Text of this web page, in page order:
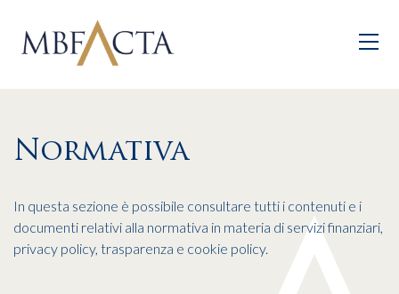
Normativa
In questa sezione è possibile consultare tutti i contenuti e i
documenti relativi alla normativa in materia di servizi finanziari,
privacy policy, trasparenza e cookie policy.